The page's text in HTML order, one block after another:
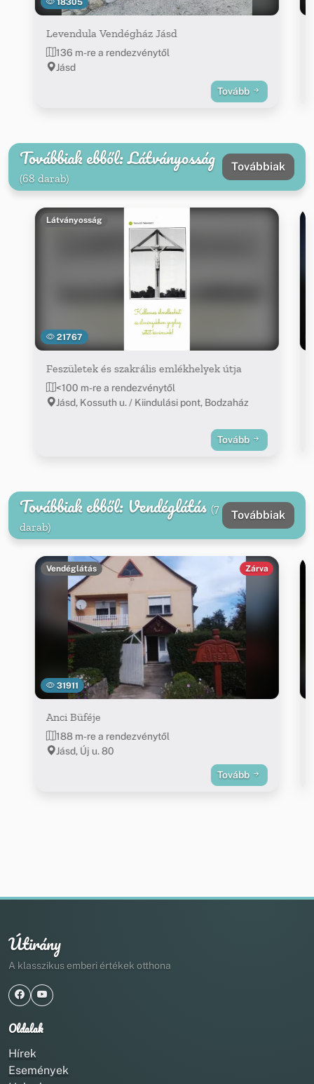
Levendula Vendégház Jásd
136 m-re a rendezvénytől
Jásd
Tovább
Továbbiak ebből: Látványosság
(68 darab)
Továbbiak
21767
Látványosság
Feszületek és szakrális emlékhelyek útja
<100 m-re a rendezvénytől
Jásd, Kossuth u. / Kiindulási pont, Bodzaház
Tovább
Továbbiak ebből: Vendéglátás (7
darab)
Továbbiak
31911
Vendéglátás Zárva
Anci Büféje
188 m-re a rendezvénytől
Jásd, Új u. 80
Tovább
Útirány
A klasszikus emberi értékek otthona
Oldalak
Hírek
Események